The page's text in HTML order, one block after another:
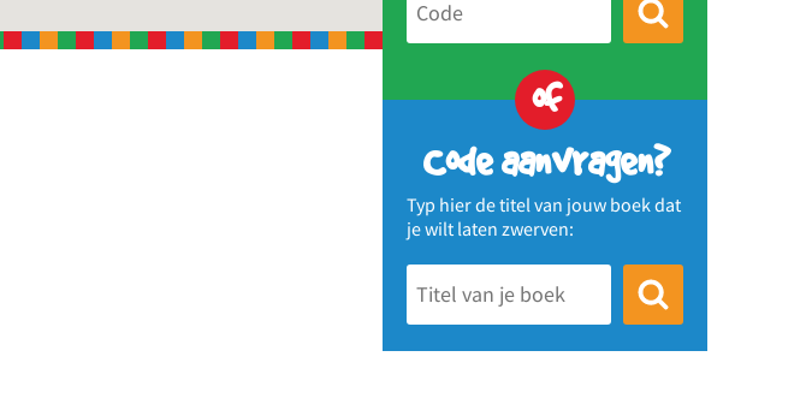
of
Code aanvragen?
Typ hier de titel van jouw boek dat
je wilt laten zwerven: